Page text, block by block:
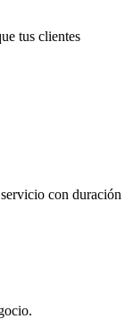
tus clientes
con duración